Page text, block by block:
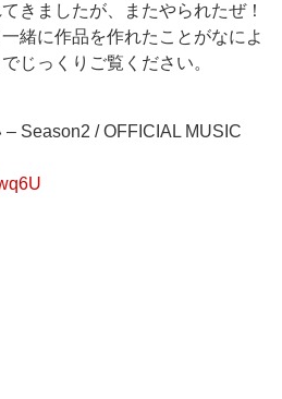
きましたが、またやられたぜ！
緒に作品を作れたことがなによ
じっくりご覧ください。
Season2 / OFFICIAL MUSIC